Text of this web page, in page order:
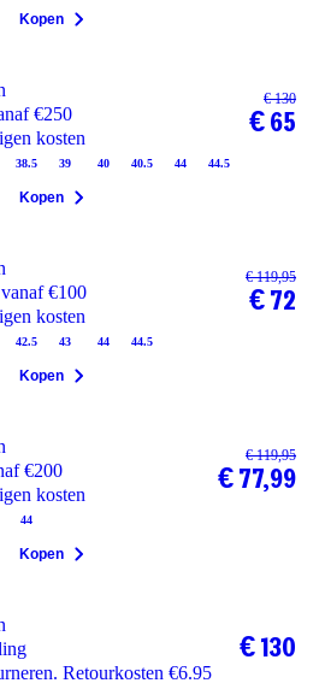
Kopen
€250
kosten
38.5 39 40 40.5 44 44.5
€ 130
€ 65
Kopen
€100
kosten
42.5 43 44 44.5
€ 119,95
€ 72
Kopen
€200
kosten
44
€ 119,95
€ 77,99
Kopen
Retourkosten €6.95
€ 130